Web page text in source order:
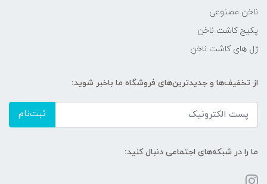
ناخن مصنوعی
پکیج کاشت ناخن
ژل های کاشت ناخن
از تخفیف‌ها و جدیدترین‌های فروشگاه ما باخبر شوید:
ثبت‌نام
ما را در شبکه‌های اجتماعی دنبال کنید: